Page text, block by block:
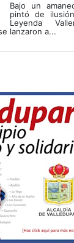
Bajo un
pintó de
Leyenda
lanzaron a...